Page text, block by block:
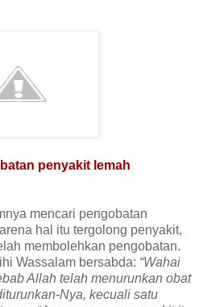
penyakit lemah
mencari pengobatan
hal itu tergolong penyakit,
membolehkan pengobatan.
Wassalam bersabda: “Wahai
Allah telah menurunkan obat
Nya, kecuali satu